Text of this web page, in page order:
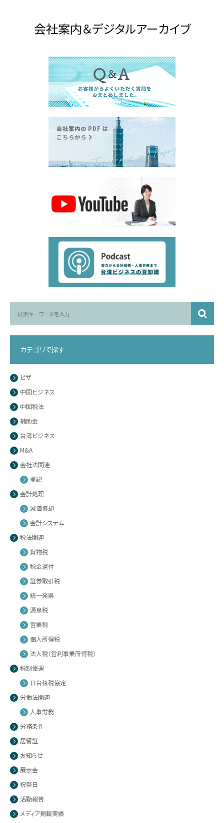
会社案内＆デジタルアーカイブ
カテゴリで探す
ビザ
中国ビジネス
中国税法
補助金
台湾ビジネス
M&A
会社法関連
登記
会計処理
減価償却
会計システム
税法関連
貨物税
税金還付
証券取引税
統一発票
源泉税
営業税
個人所得税
法人税（営利事業所得税）
税制優遇
日台租税協定
労働法関連
人事労務
労務条件
居留証
お知らせ
展示会
祝祭日
活動報告
メディア掲載実績